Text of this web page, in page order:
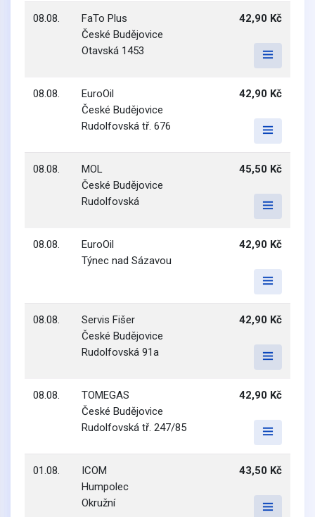
08.08.
FaTo Plus
České Budějovice
Otavská 1453
42,90 Kč
08.08.
EuroOil
České Budějovice
Rudolfovská tř. 676
42,90 Kč
08.08.
MOL
České Budějovice
Rudolfovská
45,50 Kč
08.08.
EuroOil
Týnec nad Sázavou
42,90 Kč
08.08.
Servis Fišer
České Budějovice
Rudolfovská 91a
42,90 Kč
08.08.
TOMEGAS
České Budějovice
Rudolfovská tř. 247/85
42,90 Kč
01.08.
ICOM
Humpolec
Okružní
43,50 Kč